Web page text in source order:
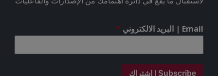
Email | البريد الالكتروني *
Subscribe | اشتراك